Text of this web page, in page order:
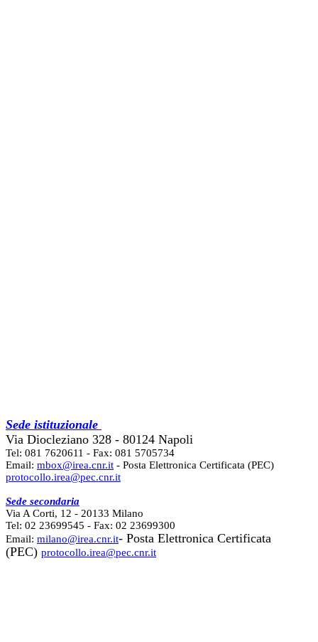
Sede istituzionale
Via Diocleziano 328 - 80124 Napoli
Tel: 081 7620611 - Fax: 081 5705734
Email: mbox@irea.cnr.it - Posta Elettronica Certificata (PEC)
protocollo.irea@pec.cnr.it
Sede secondaria
Via A Corti, 12 - 20133 Milano
Tel: 02 23699545 - Fax: 02 23699300
Email: milano@irea.cnr.it- Posta Elettronica Certificata
(PEC) protocollo.irea@pec.cnr.it